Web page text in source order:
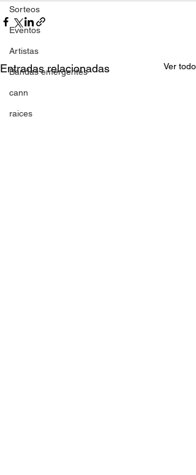
Sorteos
Eventos
Artistas
Bandas emergentes
cann
raices
Entradas relacionadas Ver todo